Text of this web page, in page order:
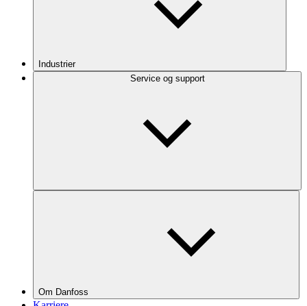
Industrier
Service og support
Om Danfoss